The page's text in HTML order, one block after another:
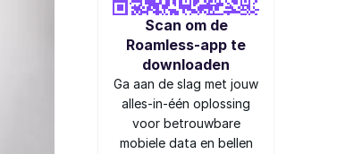
Scan om de
Roamless-app te
downloaden
Ga aan de slag met jouw
alles-in-één oplossing
voor betrouwbare
mobiele data en bellen